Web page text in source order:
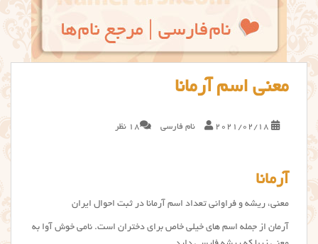
معنی اسم آرمانا
2021/02/18 نام فارسی 18 نظر
آرمانا
معنی، ریشه و فراوانی تعداد اسم آرمانا در ثبت احوال ایران
آرمان از جمله اسم های خیلی خاص برای دختران است. نامی خوش آوا به